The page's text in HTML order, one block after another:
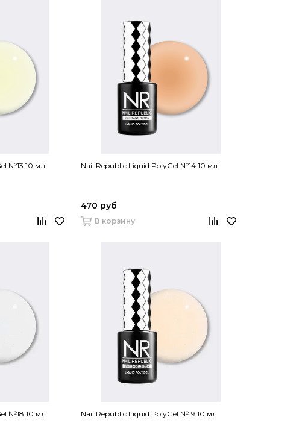
№13 10 мл Nail Republic Liquid PolyGel №14 10 мл
470 руб
В корзину
№18 10 мл Nail Republic Liquid PolyGel №19 10 мл